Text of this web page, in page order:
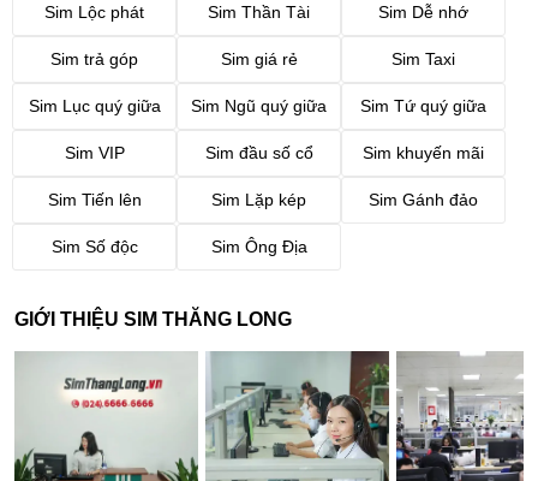
Sim Lộc phát Sim Thần Tài Sim Dễ nhớ
Sim trả góp Sim giá rẻ Sim Taxi
Sim Lục quý giữa Sim Ngũ quý giữa Sim Tứ quý giữa
Sim VIP Sim đầu số cổ Sim khuyến mãi
Sim Tiến lên Sim Lặp kép Sim Gánh đảo
Sim Số độc Sim Ông Địa
GIỚI THIỆU SIM THĂNG LONG